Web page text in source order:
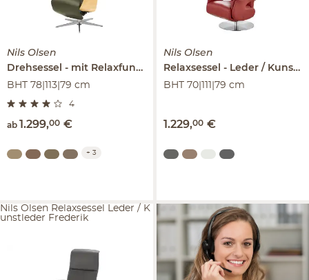
Nils Olsen
Drehsessel mit Relaxfunktion
Frederik
BHT 78|113|79 cm
4
ab 1.299,00 €
+ 3
Nils Olsen
Relaxsessel
Leder / Kunstleder
BHT 70|111|79 cm
1.229,00 €
Nils Olsen Relaxsessel Leder / K
unstleder Frederik